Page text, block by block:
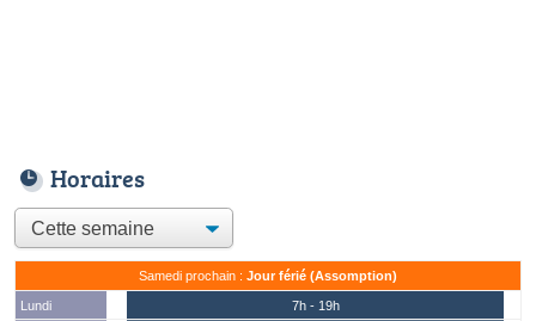
Horaires
Samedi prochain : Jour férié (Assomption)
Lundi
7h - 19h